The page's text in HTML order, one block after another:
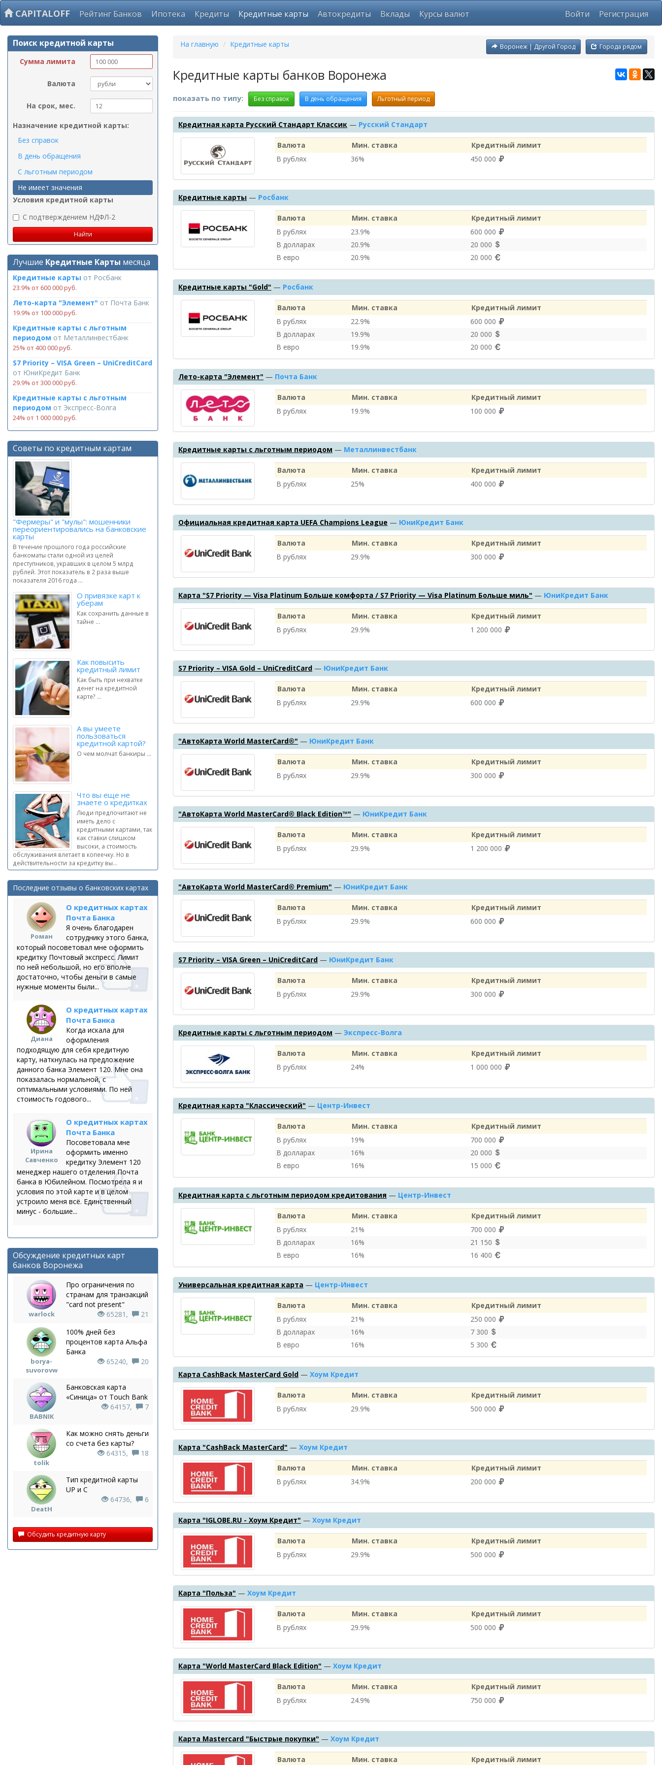
CAPITALOFF Рейтинг Банков Ипотека Кредиты Кредитные карты Автокредиты Вклады Курсы валют Войти Регистрация
Поиск кредитной карты
Сумма лимита
Валюта
На срок, мес.
Назначение кредитной карты:
Без справок
В день обращения
С льготным периодом
Не имеет значения
Условия кредитной карты
C подтверждением НДФЛ-2
Лучшие Кредитные Карты месяца
Кредитные карты от Росбанк
23.9% от 600 000 руб.
Лето-карта "Элемент" от Почта Банк
19.9% от 100 000 руб.
Кредитные карты с льготным
периодом от Металлинвестбанк
25% от 400 000 руб.
S7 Priority – VISA Green – UniCreditCard
от ЮниКредит Банк
29.9% от 300 000 руб.
Кредитные карты с льготным
периодом от Экспресс-Волга
24% от 1 000 000 руб.
Советы по кредитным картам
"Фермеры" и "мулы": мошенники
переориентировались на банковские
карты
В течение прошлого года российские
банкоматы стали одной из целей
преступников, укравших в целом 5 млрд
рублей. Этот показатель в 2 раза выше
показателя 2016 года ...
О привязке карт к
уберам
Как сохранить данные в
тайне ...
Как повысить
кредитный лимит
Как быть при нехватке
денег на кредитной
карте? ...
А вы умеете
пользоваться
кредитной картой?
О чем молчат банкиры ...
Что вы еще не
знаете о кредитках
Люди предпочитают не
иметь дело с
кредитными картами, так
как ставки слишком
высоки, а стоимость
обслуживания влетает в копеечку. Но в
действительности за кредитку вы...
Последние отзывы о банковских картах
Роман
О кредитных картах
Почта Банка
Я очень благодарен
сотруднику этого банка,
который посоветовал мне оформить
кредитку Почтовый экспресс. Лимит
по ней небольшой, но его вполне
достаточно, чтобы деньги в самые
нужные моменты были...
Диана
О кредитных картах
Почта Банка
Когда искала для
оформления
подходящую для себя кредитную
карту, наткнулась на предложение
данного банка Элемент 120. Мне она
показалась нормальной, с
оптимальными условиями. По ней
стоимость годового...
Ирина
Савченко
О кредитных картах
Почта Банка
Посоветовала мне
оформить именно
кредитку Элемент 120
менеджер нашего отделения Почта
банка в Юбилейном. Посмотрела я и
условия по этой карте и в целом
устроило меня всё. Единственный
минус - большие...
Обсуждение кредитных карт
банков Воронежа
warlock
Про ограничения по
странам для транзакций
"card not present"
65281,
21
borya-
suvorovw
100% дней без
процентов карта Альфа
Банка
65240,
20
BABNIK
Банковская карта
«Синица» от Touch Bank
64157,
7
tolik
Как можно снять деньги
со счета без карты?
64315,
18
DeatH
Тип кредитной карты
UP и С
64736,
6
Обсудить кредитную карту
Города рядом
Воронеж | Другой Город
На главную / Кредитные карты
Кредитные карты банков Воронежа
показать по типу: Без справок В день обращения Льготный период
Кредитная карта Русский Стандарт Классик — Русский Стандарт
Валюта Мин. ставка
Кредитный лимит
В рублях
36% 450 000
Кредитные карты — Росбанк
Валюта Мин. ставка
Кредитный лимит
В рублях
23.9%
600 000
В долларах
20.9%
20 000
В евро
20.9% 20 000
Кредитные карты "Gold" — Росбанк
Валюта Мин. ставка
Кредитный лимит
В рублях
22.9%
600 000
В долларах
19.9%
20 000
В евро
19.9% 20 000
Лето-карта "Элемент" — Почта Банк
Валюта Мин. ставка
Кредитный лимит
В рублях
19.9% 100 000
Кредитные карты с льготным периодом — Металлинвестбанк
Валюта Мин. ставка
Кредитный лимит
В рублях
25% 400 000
Официальная кредитная карта UEFA Champions League — ЮниКредит Банк
Валюта Мин. ставка
Кредитный лимит
В рублях
29.9% 300 000
Карта "S7 Priority — Visa Platinum Больше комфорта / S7 Priority — Visa Platinum Больше миль" — ЮниКредит Банк
Валюта Мин. ставка
Кредитный лимит
В рублях
29.9% 1 200 000
S7 Priority – VISA Gold – UniCreditCard — ЮниКредит Банк
Валюта Мин. ставка
Кредитный лимит
В рублях
29.9% 600 000
"АвтоКарта World MasterCard®" — ЮниКредит Банк
Валюта Мин. ставка
Кредитный лимит
В рублях
29.9% 300 000
"АвтоКарта World MasterCard® Black Edition™" — ЮниКредит Банк
Валюта Мин. ставка
Кредитный лимит
В рублях
29.9% 1 200 000
"АвтоКарта World MasterCard® Premium" — ЮниКредит Банк
Валюта Мин. ставка
Кредитный лимит
В рублях
29.9% 600 000
S7 Priority – VISA Green – UniCreditCard — ЮниКредит Банк
Валюта Мин. ставка
Кредитный лимит
В рублях
29.9% 300 000
Кредитные карты с льготным периодом — Экспресс-Волга
Валюта Мин. ставка
Кредитный лимит
В рублях
24% 1 000 000
Кредитная карта "Классический" — Центр-Инвест
Валюта Мин. ставка
Кредитный лимит
В рублях
19%
700 000
В долларах
16%
20 000
В евро
16% 15 000
Кредитная карта с льготным периодом кредитования — Центр-Инвест
Валюта Мин. ставка
Кредитный лимит
В рублях
21%
700 000
В долларах
16%
21 150
В евро
16% 16 400
Универсальная кредитная карта — Центр-Инвест
Валюта Мин. ставка
Кредитный лимит
В рублях
21%
250 000
В долларах
16%
7 300
В евро
16% 5 300
Карта CashBack MasterCard Gold — Хоум Кредит
Валюта Мин. ставка
Кредитный лимит
В рублях
29.9% 500 000
Карта "CashBack MasterCard" — Хоум Кредит
Валюта Мин. ставка
Кредитный лимит
В рублях
34.9% 200 000
Карта "IGLOBE.RU - Хоум Кредит" — Хоум Кредит
Валюта Мин. ставка
Кредитный лимит
В рублях
29.9% 500 000
Карта "Польза" — Хоум Кредит
Валюта Мин. ставка
Кредитный лимит
В рублях
29.9% 500 000
Карта "World MasterСard Black Edition" — Хоум Кредит
Валюта Мин. ставка
Кредитный лимит
В рублях
24.9% 750 000
Карта Mastercard "Быстрые покупки" — Хоум Кредит
Валюта Мин. ставка Кредитный лимит